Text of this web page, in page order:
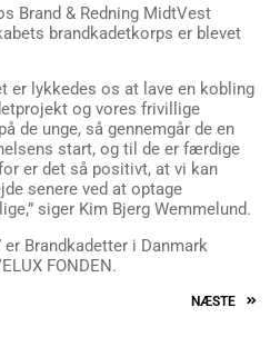
Brand & Redning MidtVest
brandkadetkorps er blevet
er lykkedes os at lave en kobling
og vores frivillige
de unge, så gennemgår de en
start, og til de er færdige
er det så positivt, at vi kan
senere ved at optage
siger Kim Bjerg Wemmelund.
Brandkadetter i Danmark
FONDEN.
NÆSTE